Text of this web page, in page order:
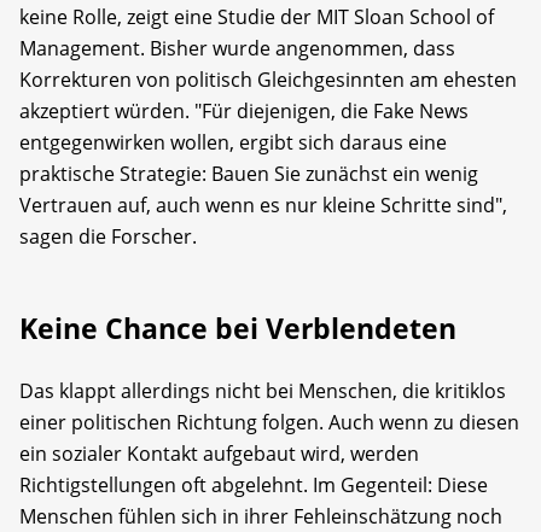
keine Rolle, zeigt eine Studie der MIT Sloan School of
Management. Bisher wurde angenommen, dass
Korrekturen von politisch Gleichgesinnten am ehesten
akzeptiert würden. "Für diejenigen, die Fake News
entgegenwirken wollen, ergibt sich daraus eine
praktische Strategie: Bauen Sie zunächst ein wenig
Vertrauen auf, auch wenn es nur kleine Schritte sind",
sagen die Forscher.
Keine Chance bei Verblendeten
Das klappt allerdings nicht bei Menschen, die kritiklos
einer politischen Richtung folgen. Auch wenn zu diesen
ein sozialer Kontakt aufgebaut wird, werden
Richtigstellungen oft abgelehnt. Im Gegenteil: Diese
Menschen fühlen sich in ihrer Fehleinschätzung noch